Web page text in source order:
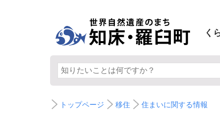
く
トップページ 移住 住まいに関する情報